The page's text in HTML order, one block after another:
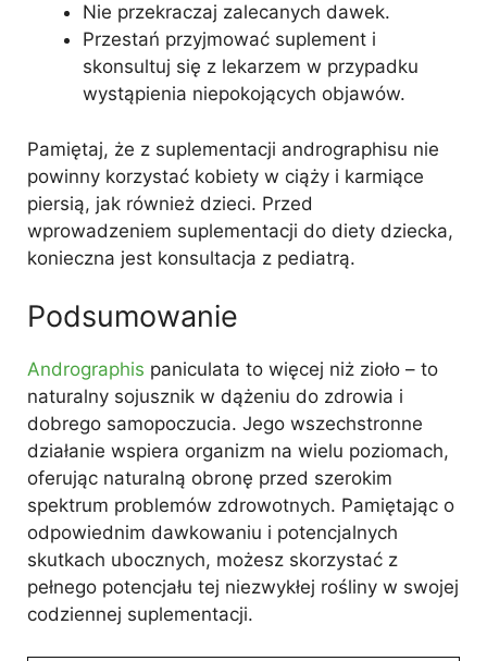
Nie przekraczaj zalecanych dawek.
Przestań przyjmować suplement i
skonsultuj się z lekarzem w przypadku
wystąpienia niepokojących objawów.
Pamiętaj, że z suplementacji andrographisu nie
powinny korzystać kobiety w ciąży i karmiące
piersią, jak również dzieci. Przed
wprowadzeniem suplementacji do diety dziecka,
konieczna jest konsultacja z pediatrą.
Podsumowanie
Andrographis paniculata to więcej niż zioło – to
naturalny sojusznik w dążeniu do zdrowia i
dobrego samopoczucia. Jego wszechstronne
działanie wspiera organizm na wielu poziomach,
oferując naturalną obronę przed szerokim
spektrum problemów zdrowotnych. Pamiętając o
odpowiednim dawkowaniu i potencjalnych
skutkach ubocznych, możesz skorzystać z
pełnego potencjału tej niezwykłej rośliny w swojej
codziennej suplementacji.